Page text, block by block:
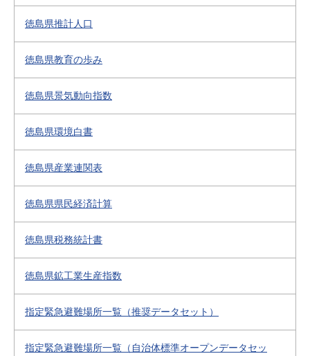
徳島県推計人口
徳島県教育の歩み
徳島県景気動向指数
徳島県環境白書
徳島県産業連関表
徳島県県民経済計算
徳島県税務統計書
徳島県鉱工業生産指数
指定緊急避難場所一覧（推奨データセット）
指定緊急避難場所一覧（自治体標準オープンデータセッ